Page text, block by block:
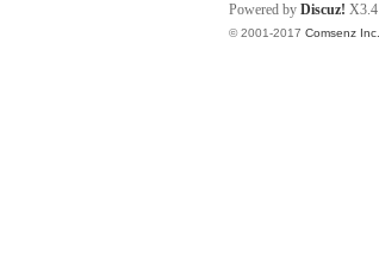
Powered by Discuz! X3.4
© 2001-2017 Comsenz Inc.